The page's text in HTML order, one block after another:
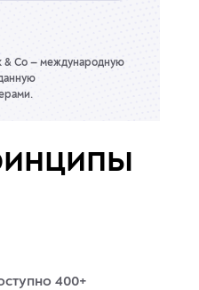
& Co — международную
400+